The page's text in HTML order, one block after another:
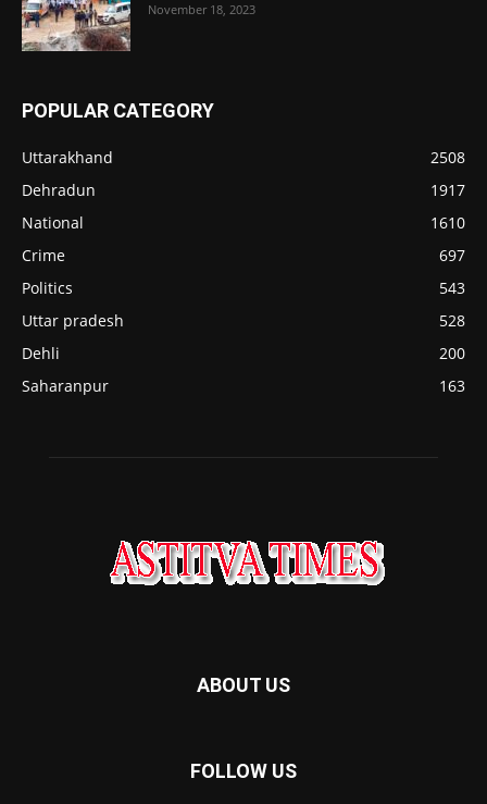
November 18, 2023
POPULAR CATEGORY
Uttarakhand
2508
Dehradun
1917
National
1610
Crime
697
Politics
543
Uttar pradesh
528
Dehli
200
Saharanpur
163
ABOUT US
FOLLOW US